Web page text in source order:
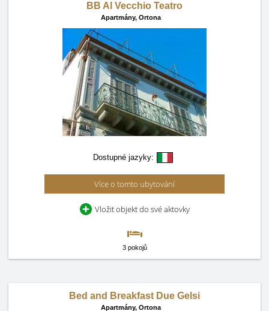
BB Al Vecchio Teatro
Apartmány, Ortona
Dostupné jazyky:
Více o tomto ubytování
Vložit objekt do své aktovky
3 pokojů
Bed and Breakfast Due Gelsi
Apartmány, Ortona